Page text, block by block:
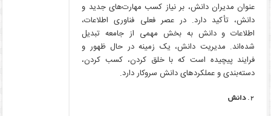
عنوان مدیران دانش، بر نیاز کسب مهارت‌های جدید و
دانش، تأکید دارد. در عصر فعلی فناوری اطلاعات،
اطلاعات و دانش به بخش مهمی از جامعه تبدیل
شده‌اند. مدیریت دانش، یک زمینه در حال ظهور و
فرایند پیچیده است که با خلق کردن، کسب کردن،
دسته‌بندی و عملکردهای دانش سروکار دارد.
دانش